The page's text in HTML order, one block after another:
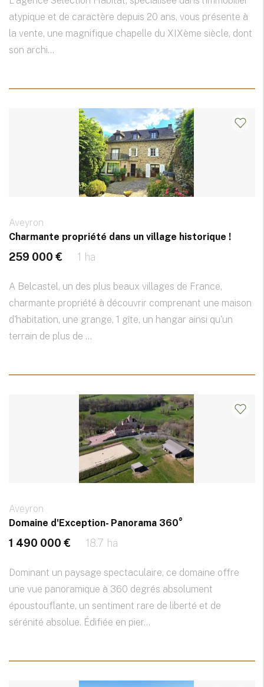
atypique et de caractère depuis 20 ans, vous présente à
la vente, une magnifique chapelle du XIXème siècle, dont
son archi...
Aveyron
Charmante propriété dans un village historique !
259 000 € 1 ha
A Belcastel, un des plus beaux villages de France,
charmante propriété à découvrir comprenant une maison
d'habitation, une grange, 1 gîte, un hangar ainsi qu'un
terrain de plus de ...
Aveyron
Domaine d'Exception- Panorama 360°
1 490 000 € 18.7 ha
Dominant un paysage spectaculaire, ce domaine offre
une vue panoramique à 360 degrés absolument
époustouflante, un sentiment rare de liberté et de
sérénité absolue. Édifiée en pier...